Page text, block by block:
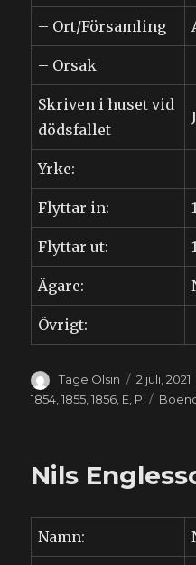
– Ort/Församling
– Orsak
Skriven i huset vid
dödsfallet
Yrke:
Flyttar in:
Flyttar ut:
Ägare:
Övrigt:
Författare
Tage Olsin
Publicerat
den
2 juli, 2021
1854 ,1855 ,1856 E P
Nils
Namn: